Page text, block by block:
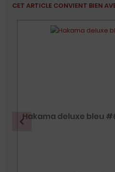
CET ARTICLE CONVIENT BIEN
Hakama deluxe bleu